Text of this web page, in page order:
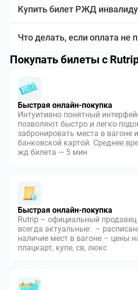
Купить билет РЖД инвалиду
Что делать, если оплата не
Покупать билеты с
Быстрая онлайн-покупка
Интуитивно понятный
позволяют быстро и легко
забронировать места в вагоне
банковской картой. Среднее
жд билета — 5 мин
Быстрая онлайн-покупка
Rutrip – официальный
всегда актуальные: –
наличие мест в вагоне – цены
плацкарт, купе, св, люкс